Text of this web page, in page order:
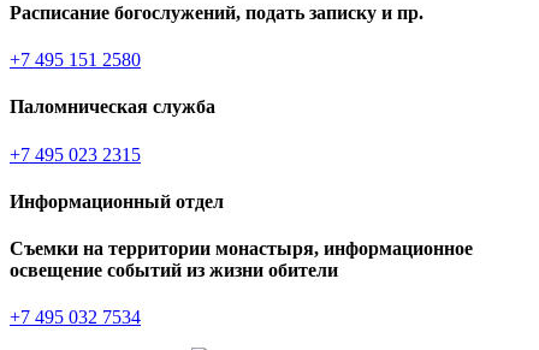
Расписание богослужений, подать записку и пр.
+7 495 151 2580
Паломническая служба
+7 495 023 2315
Информационный отдел
Съемки на территории монастыря, информационное
освещение событий из жизни обители
+7 495 032 7534